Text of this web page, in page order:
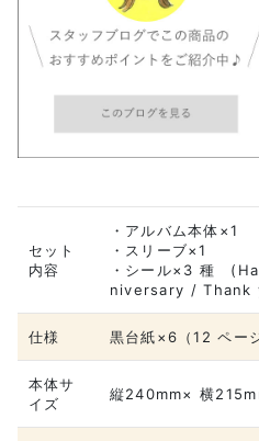
セット
内容
・アルバム本体×1
・スリーブ×1
・シール×3 種
niversary / Thank
仕様 黒台紙×6（12 ペー
本体サ
イズ
縦240mm× 横